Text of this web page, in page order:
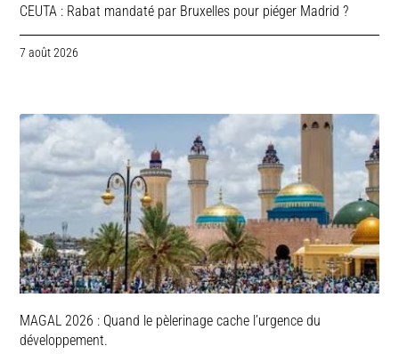
CEUTA : Rabat mandaté par Bruxelles pour piéger Madrid ?
7 août 2026
MAGAL 2026 : Quand le pèlerinage cache l’urgence du
développement.